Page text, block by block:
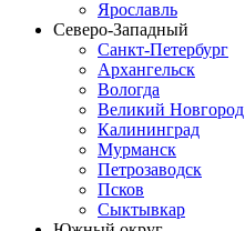
Ярославль
Северо-Западный
Санкт-Петербург
Архангельск
Вологда
Великий Новгород
Калининград
Мурманск
Петрозаводск
Псков
Сыктывкар